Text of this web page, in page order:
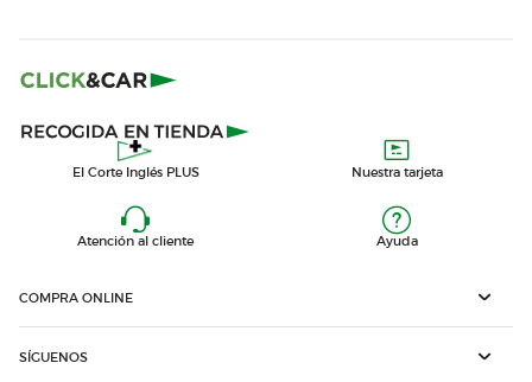
El Corte Inglés PLUS Nuestra tarjeta
Atención al cliente Ayuda
COMPRA ONLINE
SÍGUENOS